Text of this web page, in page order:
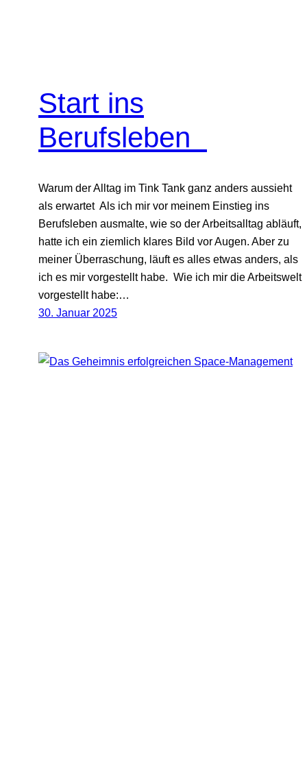
Start ins
Berufsleben
Warum der Alltag im Tink Tank ganz anders aussieht
als erwartet Als ich mir vor meinem Einstieg ins
Berufsleben ausmalte, wie so der Arbeitsalltag abläuft,
hatte ich ein ziemlich klares Bild vor Augen. Aber zu
meiner Überraschung, läuft es alles etwas anders, als
ich es mir vorgestellt habe. Wie ich mir die Arbeitswelt
vorgestellt habe:…
30. Januar 2025